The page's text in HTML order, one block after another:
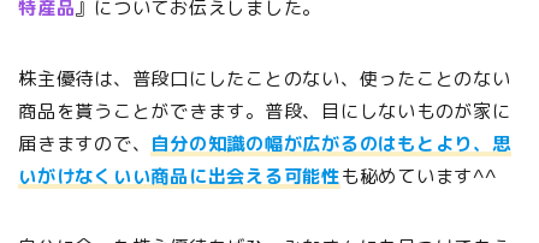
特産品』についてお伝えしました。
株主優待は、普段口にしたことのない、使ったことのない
商品を貰うことができます。普段、目にしないものが家に
届きますので、 自分の知識の幅が広がるのはもとより、思
いがけなくいい商品に出会える可能性も秘めています^^